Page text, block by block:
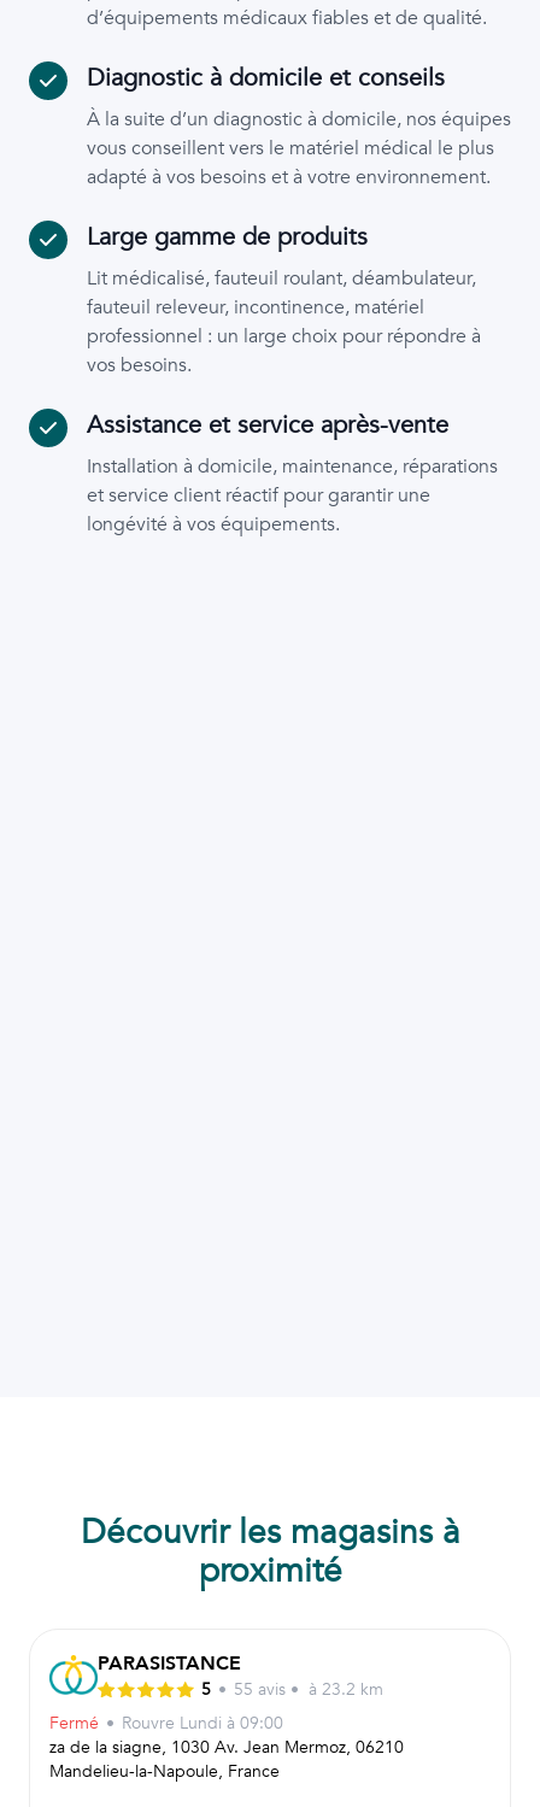
d’équipements médicaux fiables et de qualité.
Diagnostic à domicile et conseils
À la suite d’un diagnostic à domicile, nos équipes
vous conseillent vers le matériel médical le plus
adapté à vos besoins et à votre environnement.
Large gamme de produits
Lit médicalisé, fauteuil roulant, déambulateur,
fauteuil releveur, incontinence, matériel
professionnel : un large choix pour répondre à
vos besoins.
Assistance et service après-vente
Installation à domicile, maintenance, réparations
et service client réactif pour garantir une
longévité à vos équipements.
Découvrir les magasins à
proximité
PARASISTANCE
5 • 55 avis • à 23.2 km
Fermé • Rouvre Lundi à 09:00
za de la siagne, 1030 Av. Jean Mermoz, 06210
Mandelieu-la-Napoule, France